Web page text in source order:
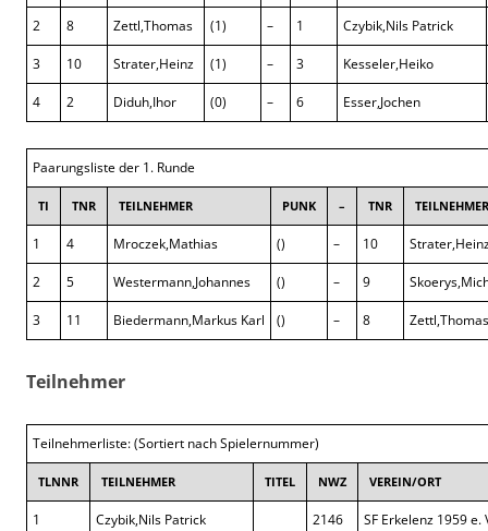
2 8 Zettl,Thomas (1) – 1 Czybik,Nils Patrick
3 10 Strater,Heinz (1) – 3 Kesseler,Heiko
4 2 Diduh,Ihor (0) – 6 Esser,Jochen
Paarungsliste der 1. Runde
TI TNR TEILNEHMER PUNK – TNR TEILNEHMER
1 4 Mroczek,Mathias () – 10
2 5 Westermann,Johannes () – 9
3 11 Biedermann,Markus Karl () – 8 Zettl,Thomas
Teilnehmer
Teilnehmerliste: (Sortiert nach Spielernummer)
TLNNR TEILNEHMER TITEL NWZ VEREIN/ORT
1 Czybik,Nils Patrick 2146 SF Erkelenz 1959 e.